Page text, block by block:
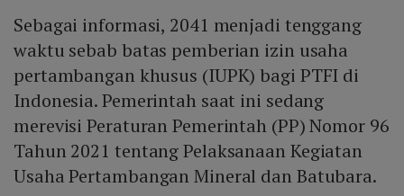
Sebagai informasi, 2041 menjadi tenggang
waktu sebab batas pemberian izin usaha
pertambangan khusus (IUPK) bagi PTFI di
Indonesia. Pemerintah saat ini sedang
merevisi Peraturan Pemerintah (PP) Nomor 96
Tahun 2021 tentang Pelaksanaan Kegiatan
Usaha Pertambangan Mineral dan Batubara.